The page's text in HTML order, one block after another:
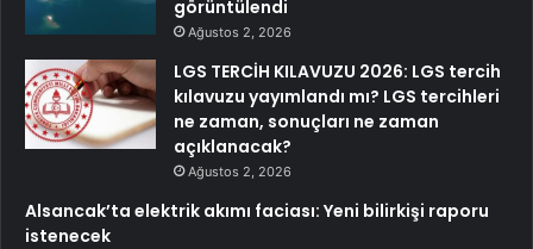
görüntülendi
Ağustos 2, 2026
LGS TERCİH KILAVUZU 2026: LGS tercih
kılavuzu yayımlandı mı? LGS tercihleri
ne zaman, sonuçları ne zaman
açıklanacak?
Ağustos 2, 2026
Alsancak’ta elektrik akımı faciası: Yeni bilirkişi raporu
istenecek